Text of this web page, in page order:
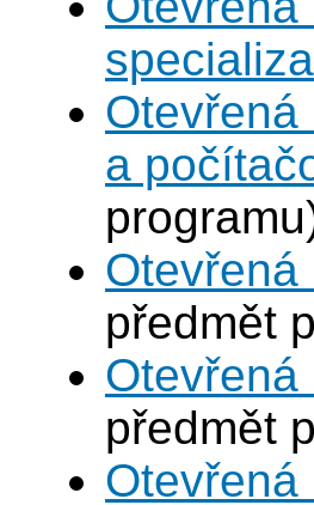
a
předmět
Otevřená
předmět